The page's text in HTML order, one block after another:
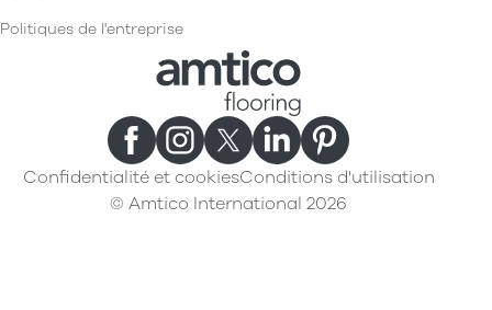
Politiques de l'entreprise
Confidentialité et cookiesConditions d'utilisation
© Amtico International 2026